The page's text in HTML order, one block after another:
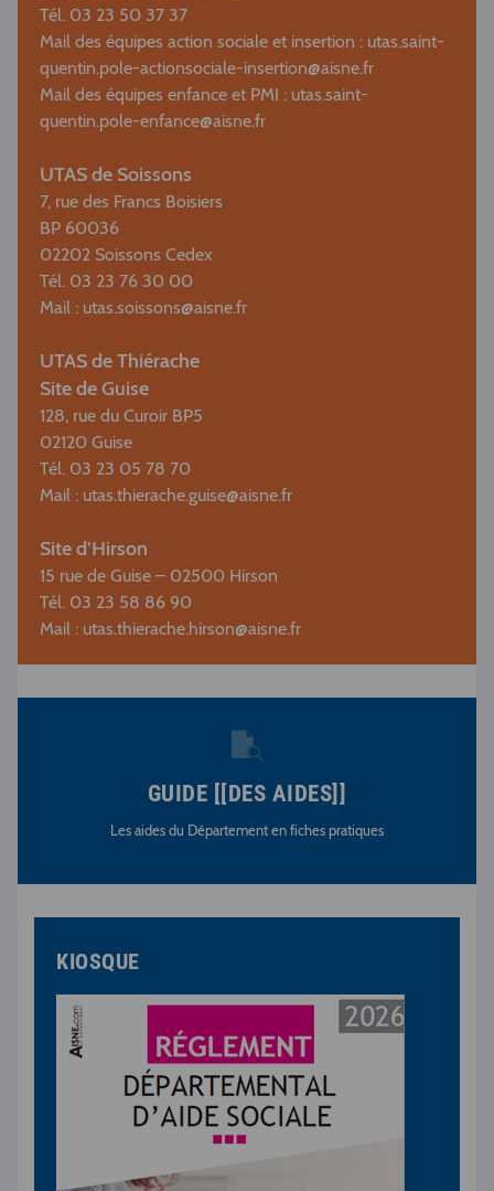
Tél. 03 23 50 37 37
Mail des équipes action sociale et insertion : utas.saint-
quentin.pole-actionsociale-insertion@aisne.fr
Mail des équipes enfance et PMI : utas.saint-
quentin.pole-enfance@aisne.fr
UTAS de Soissons
7, rue des Francs Boisiers
BP 60036
02202 Soissons Cedex
Tél. 03 23 76 30 00
Mail : utas.soissons@aisne.fr
UTAS de Thiérache
Site de Guise
128, rue du Curoir BP5
02120 Guise
Tél. 03 23 05 78 70
Mail : utas.thierache.guise@aisne.fr
Site d’Hirson
15 rue de Guise – 02500 Hirson
Tél. 03 23 58 86 90
Mail : utas.thierache.hirson@aisne.fr
GUIDE [[DES AIDES]]
Les aides du Département en fiches pratiques
KIOSQUE